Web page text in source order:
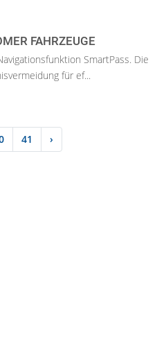
FAHRZEUGE
SmartPass. Die
für ef...
41 ›